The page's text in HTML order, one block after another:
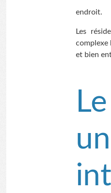
endroit.
Les
complexe
et bien